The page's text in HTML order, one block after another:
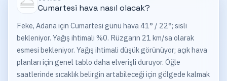
Cumartesi hava nasıl olacak?
Feke, Adana için Cumartesi günü hava 41° / 22°; sisli
bekleniyor. Yağış ihtimali %0. Rüzgarın 21 km/sa olarak
esmesi bekleniyor. Yağış ihtimali düşük görünüyor; açık hava
planları için genel tablo daha elverişli duruyor. Öğle
saatlerinde sıcaklık belirgin artabileceği için gölgede kalmak